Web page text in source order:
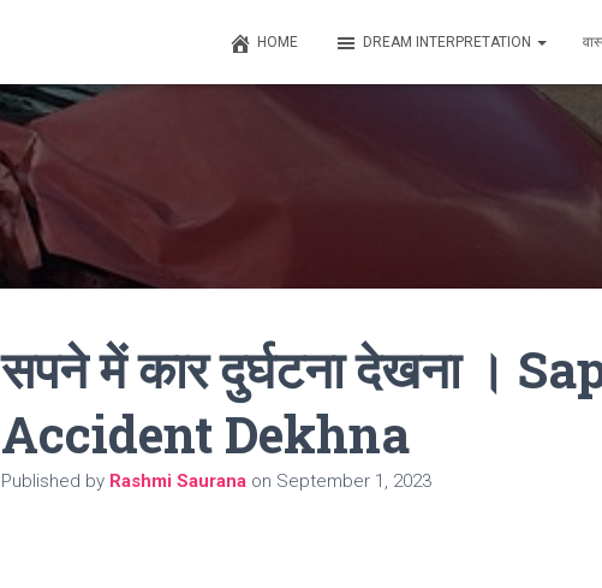
HOME DREAM INTERPRETATION
सपने में कार दुर्घटना देखना ।
Accident Dekhna
Published by Rashmi Saurana on September 1, 2023